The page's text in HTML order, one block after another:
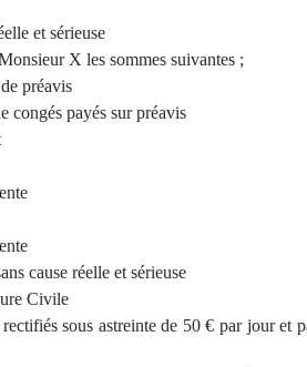
et sérieuse
X les sommes suivantes ;
préavis
congés payés sur préavis
cause réelle et sérieuse
Civile
sous astreinte de 50 € par jour et